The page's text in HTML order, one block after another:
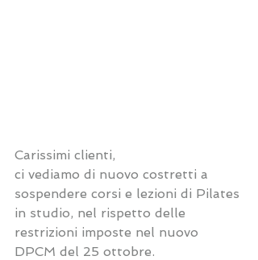
Carissimi clienti,
ci vediamo di nuovo costretti a
sospendere corsi e lezioni di Pilates
in studio, nel rispetto delle
restrizioni imposte nel nuovo
DPCM del 25 ottobre.